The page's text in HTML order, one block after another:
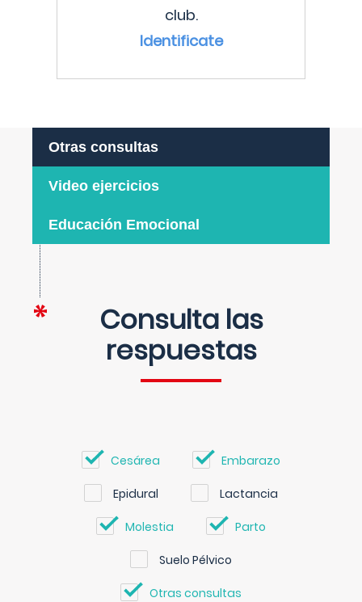
club.
Identificate
Otras consultas
Video ejercicios
Educación Emocional
Consulta las
respuestas
Cesárea Embarazo
Epidural Lactancia
Molestia Parto
Suelo Pélvico
Otras consultas